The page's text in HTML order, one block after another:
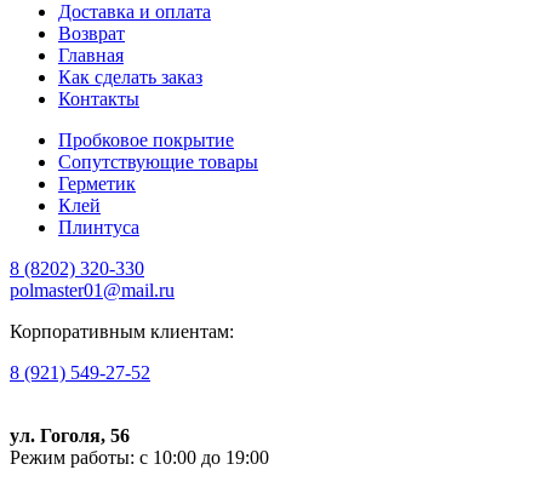
Доставка и оплата
Возврат
Главная
Как сделать заказ
Контакты
Пробковое покрытие
Сопутствующие товары
Герметик
Клей
Плинтуса
8 (8202) 320-330
polmaster01@mail.ru
Корпоративным клиентам:
8 (921) 549-27-52
ул. Гоголя, 56
Режим работы: с 10:00 до 19:00